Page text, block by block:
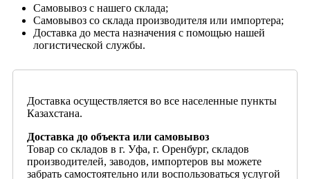
Самовывоз с нашего склада;
Самовывоз со склада производителя или импортера;
Доставка до места назначения с помощью нашей
логистической службы.
Доставка осуществляется во все населенные пункты
Казахстана.
Доставка до объекта или самовывоз
Товар со складов в г. Уфа, г. Оренбург, складов
производителей, заводов, импортеров вы можете
забрать самостоятельно или воспользоваться услугой